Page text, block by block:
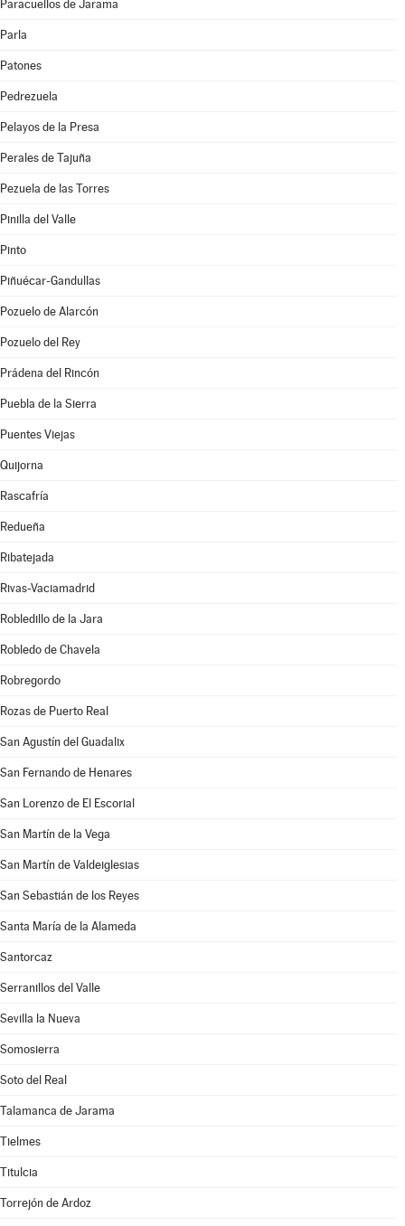
Paracuellos de Jarama
Parla
Patones
Pedrezuela
Pelayos de la Presa
Perales de Tajuña
Pezuela de las Torres
Pinilla del Valle
Pinto
Piñuécar-Gandullas
Pozuelo de Alarcón
Pozuelo del Rey
Prádena del Rincón
Puebla de la Sierra
Puentes Viejas
Quijorna
Rascafría
Redueña
Ribatejada
Rivas-Vaciamadrid
Robledillo de la Jara
Robledo de Chavela
Robregordo
Rozas de Puerto Real
San Agustín del Guadalix
San Fernando de Henares
San Lorenzo de El Escorial
San Martín de la Vega
San Martín de Valdeiglesias
San Sebastián de los Reyes
Santa María de la Alameda
Santorcaz
Serranillos del Valle
Sevilla la Nueva
Somosierra
Soto del Real
Talamanca de Jarama
Tielmes
Titulcia
Torrejón de Ardoz